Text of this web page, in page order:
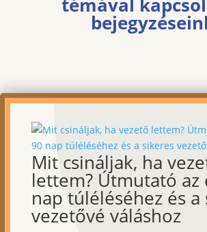
témával
Mit csináljak, ha
lettem? Útmutató az
nap túléléséhez és a
vezetővé váláshoz